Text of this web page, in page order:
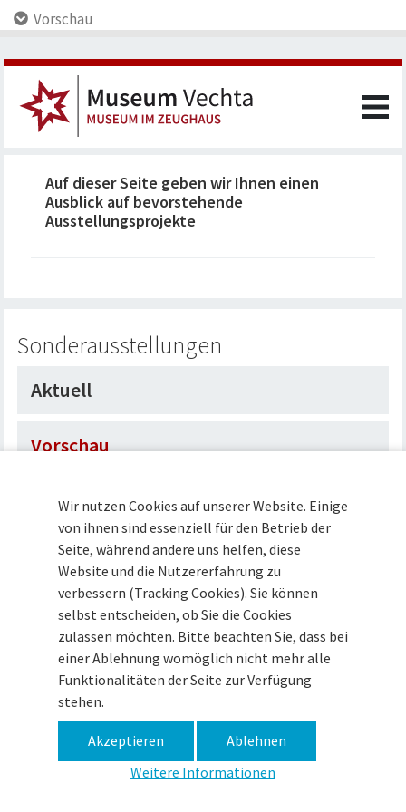
Vorschau
Auf dieser Seite geben wir Ihnen einen
Ausblick auf bevorstehende
Ausstellungsprojekte
Sonderausstellungen
Aktuell
Vorschau
Archiv
Museum im Zeughaus · Zitadelle 15 · 49377 Vechta ·
Tel (04441) 93090 ·info@museum-vechta.de
Datenschutz
Wir nutzen Cookies auf unserer Website. Einige
von ihnen sind essenziell für den Betrieb der
Seite, während andere uns helfen, diese
Website und die Nutzererfahrung zu
verbessern (Tracking Cookies). Sie können
selbst entscheiden, ob Sie die Cookies
zulassen möchten. Bitte beachten Sie, dass bei
einer Ablehnung womöglich nicht mehr alle
Funktionalitäten der Seite zur Verfügung
stehen.
Akzeptieren
Ablehnen
Weitere Informationen